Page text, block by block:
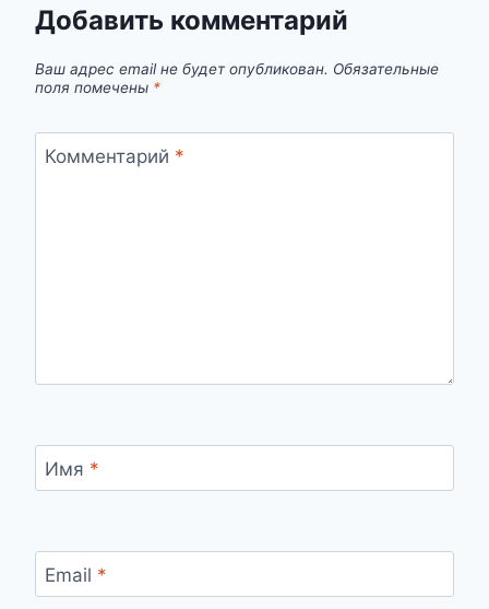
Добавить комментарий
Ваш адрес email не будет опубликован. Обязательные
поля помечены *
Комментарий *
Имя *
Email *